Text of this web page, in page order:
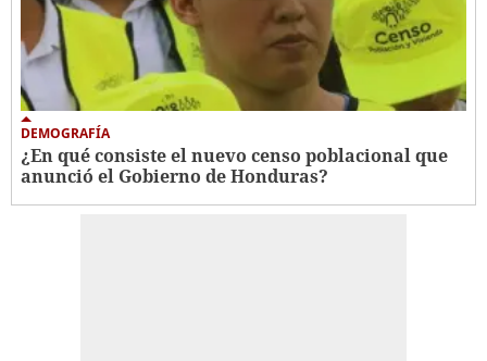
DEMOGRAFÍA
¿En qué consiste el nuevo censo poblacional que
anunció el Gobierno de Honduras?